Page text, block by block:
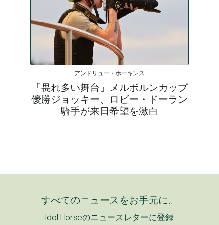
アンドリュー・ホーキンス
「畏れ多い舞台」メルボルンカップ
優勝ジョッキー、ロビー・ドーラン
騎手が来日希望を激白
すべてのニュースをお手元に。
Idol Horseのニュースレターに登録